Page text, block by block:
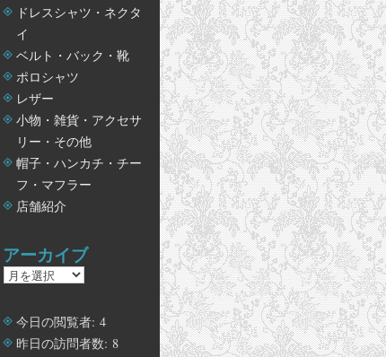
ドレスシャツ・ネクタ
イ
ベルト・バック・靴
ポロシャツ
レザー
小物・雑貨・アクセサ
リー・その他
帽子・ハンカチ・チー
フ・マフラー
店舗紹介
アーカイブ
ア
カ
イ
今日の閲覧者: 4
昨日の訪問者数: 8